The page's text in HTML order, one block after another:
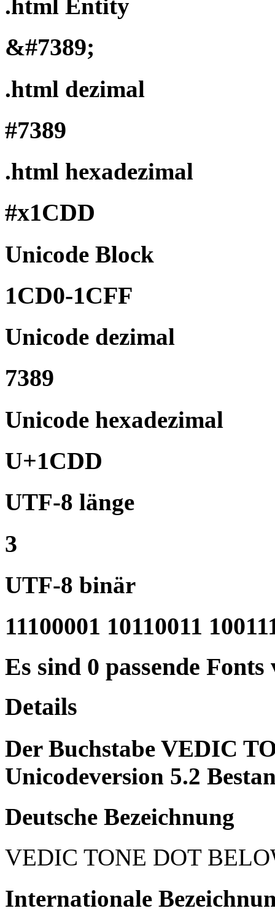
.html Entity
&#7389;
.html dezimal
#7389
.html hexadezimal
#x1CDD
Unicode Block
1CD0-1CFF
Unicode dezimal
7389
Unicode hexadezimal
U+1CDD
UTF-8 länge
3
UTF-8 binär
11100001 10110011
Es sind 0 passende
Details
Der Buchstabe VEDIC
Unicodeversion 5.2
Deutsche Bezeichnung
VEDIC TONE DOT
Internationale